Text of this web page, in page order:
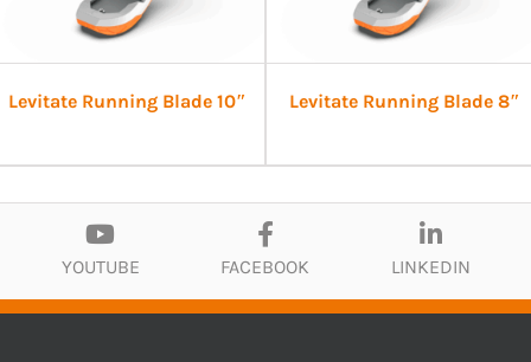
Levitate Running Blade 10″ Levitate Running Blade 8″
YOUTUBE FACEBOOK LINKEDIN